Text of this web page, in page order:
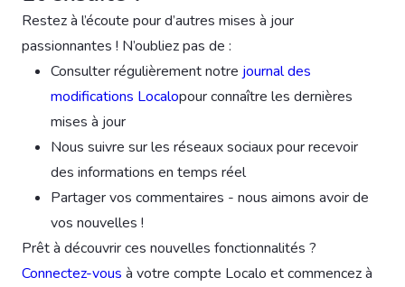
Restez à l’écoute pour d’autres mises à jour
passionnantes ! N’oubliez pas de :
Consulter régulièrement notre journal des
modifications Localopour connaître les dernières
mises à jour
Nous suivre sur les réseaux sociaux pour recevoir
des informations en temps réel
Partager vos commentaires - nous aimons avoir de
vos nouvelles !
Prêt à découvrir ces nouvelles fonctionnalités ?
Connectez-vous à votre compte Localo et commencez à